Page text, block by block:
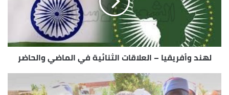
لهند وأفريقيا – العلاقات الثنائية في الماضي والحاضر